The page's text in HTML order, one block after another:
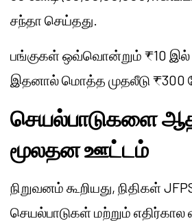
சந்தா செய்தது.
பங்குகள் ஒவ்வொன்றும் ₹10 இல்
இதனால் மொத்த முதலீடு ₹300
செயல்பாடுகளை
மூலதன ஊட்டம்
நிறுவனம் கூறியது, நிதிகள்
செயல்பாடுகள் மற்றும் எதிர்கால